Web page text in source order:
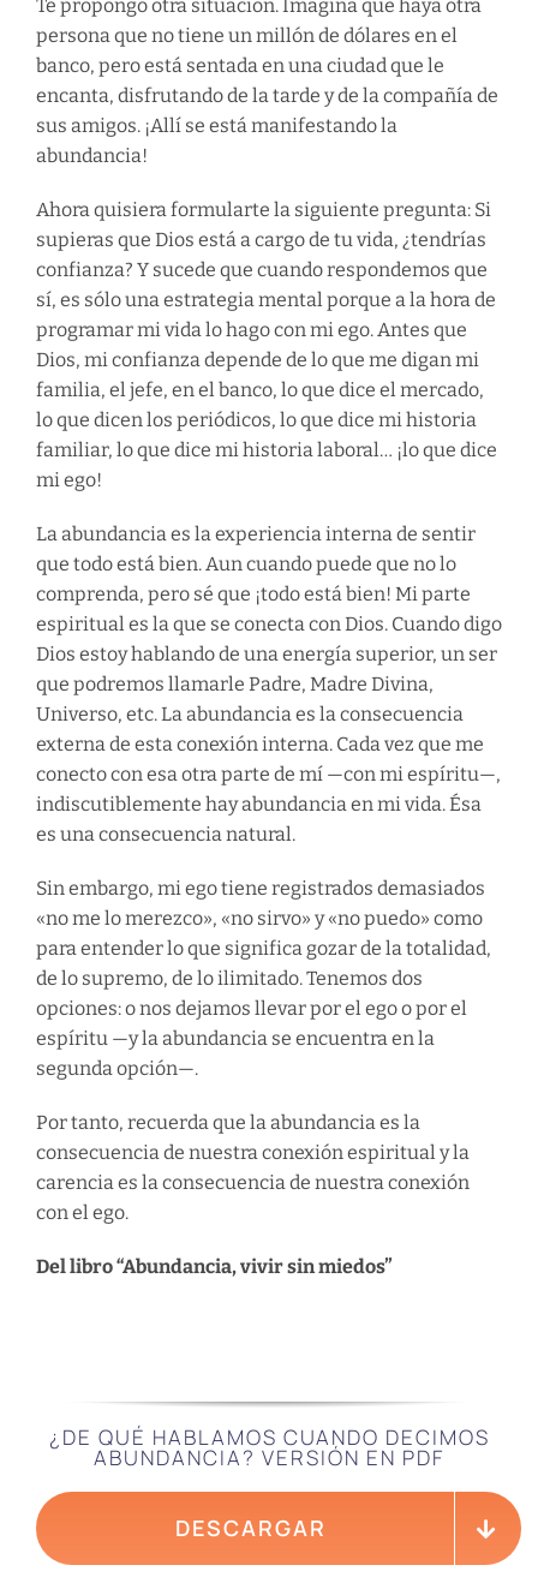
Te propongo otra situación. Imagina que haya otra
persona que no tiene un millón de dólares en el
banco, pero está sentada en una ciudad que le
encanta, disfrutando de la tarde y de la compañía de
sus amigos. ¡Allí se está manifestando la
abundancia!
Ahora quisiera formularte la siguiente pregunta: Si
supieras que Dios está a cargo de tu vida, ¿tendrías
confianza? Y sucede que cuando respondemos que
sí, es sólo una estrategia mental porque a la hora de
programar mi vida lo hago con mi ego. Antes que
Dios, mi confianza depende de lo que me digan mi
familia, el jefe, en el banco, lo que dice el mercado,
lo que dicen los periódicos, lo que dice mi historia
familiar, lo que dice mi historia laboral… ¡lo que dice
mi ego!
La abundancia es la experiencia interna de sentir
que todo está bien. Aun cuando puede que no lo
comprenda, pero sé que ¡todo está bien! Mi parte
espiritual es la que se conecta con Dios. Cuando digo
Dios estoy hablando de una energía superior, un ser
que podremos llamarle Padre, Madre Divina,
Universo, etc. La abundancia es la consecuencia
externa de esta conexión interna. Cada vez que me
conecto con esa otra parte de mí —con mi espíritu—,
indiscutiblemente hay abundancia en mi vida. Ésa
es una consecuencia natural.
Sin embargo, mi ego tiene registrados demasiados
«no me lo merezco», «no sirvo» y «no puedo» como
para entender lo que significa gozar de la totalidad,
de lo supremo, de lo ilimitado. Tenemos dos
opciones: o nos dejamos llevar por el ego o por el
espíritu —y la abundancia se encuentra en la
segunda opción—.
Por tanto, recuerda que la abundancia es la
consecuencia de nuestra conexión espiritual y la
carencia es la consecuencia de nuestra conexión
con el ego.
Del libro “Abundancia, vivir sin miedos”
¿DE QUÉ HABLAMOS CUANDO DECIMOS
ABUNDANCIA? VERSIÓN EN PDF
DESCARGAR